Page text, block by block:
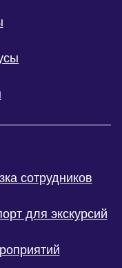
сотрудников
для экскурсий